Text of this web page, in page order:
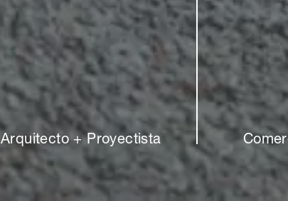
Arquitecto + Proyectista